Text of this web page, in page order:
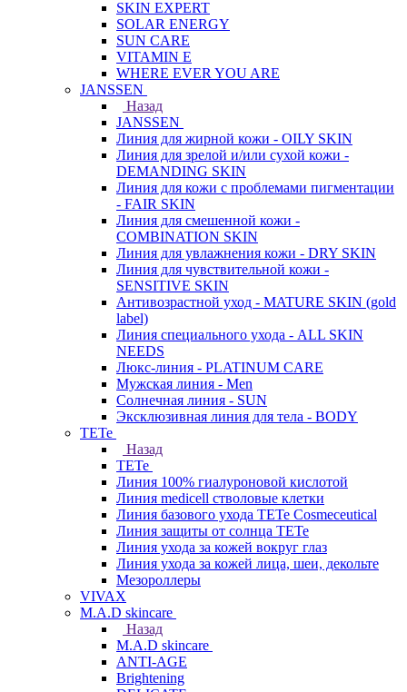
SKIN EXPERT
SOLAR ENERGY
SUN CARE
VITAMIN E
WHERE EVER YOU ARE
JANSSEN
Назад
JANSSEN
Линия для жирной кожи - OILY SKIN
Линия для зрелой и/или сухой кожи -
DEMANDING SKIN
Линия для кожи с проблемами пигментации
- FAIR SKIN
Линия для смешенной кожи -
COMBINATION SKIN
Линия для увлажнения кожи - DRY SKIN
Линия для чувствительной кожи -
SENSITIVE SKIN
Антивозрастной уход - MATURE SKIN (gold
label)
Линия специального ухода - ALL SKIN
NEEDS
Люкс-линия - PLATINUM CARE
Мужская линия - Men
Солнечная линия - SUN
Эксклюзивная линия для тела - BODY
TETe
Назад
TETe
Линия 100% гиалуроновой кислотой
Линия medicell стволовые клетки
Линия базового ухода TETe Cosmeceutical
Линия защиты от солнца TETe
Линия ухода за кожей вокруг глаз
Линия ухода за кожей лица, шеи, декольте
Мезороллеры
VIVAX
M.A.D skincare
Назад
M.A.D skincare
ANTI-AGE
Brightening